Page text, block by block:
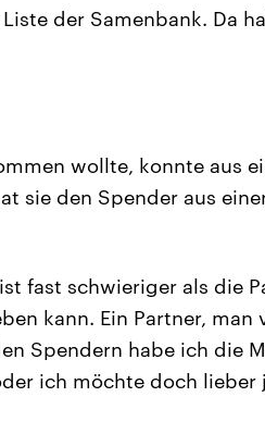
der Samenbank. Da
wollte, konnte aus
sie den Spender aus
fast schwieriger als die
kann. Ein Partner, man
Spendern habe ich die
ich möchte doch lieber